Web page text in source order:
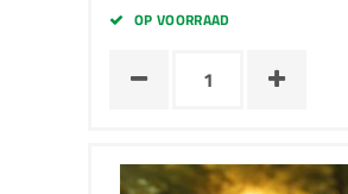
OP VOORRAAD